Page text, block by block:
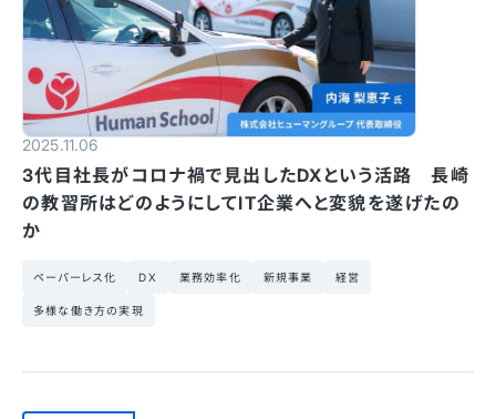
2025.11.06
3代目社長がコロナ禍で見出したDXという活路 長崎
の教習所はどのようにしてIT企業へと変貌を遂げたの
か
ペーパーレス化 DX 業務効率化 新規事業 経営
多様な働き方の実現